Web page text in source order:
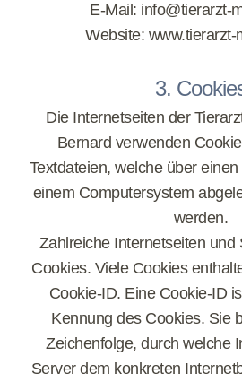
E-Mail: info@tierarzt-
Website: www.tierarzt-
3.
Die Internetseiten der
Bernard verwenden
Textdateien, welche über
einem Computersystem
werden.
Zahlreiche Internetseiten und
Cookies. Viele Cookies
Cookie-ID. Eine Cookie-ID
Kennung des Cookies. Sie
Zeichenfolge, durch welche
Server dem konkreten